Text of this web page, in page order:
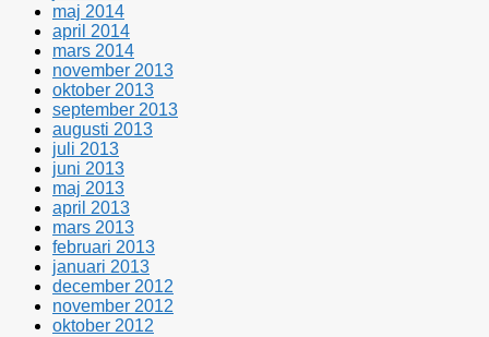
maj 2014
april 2014
mars 2014
november 2013
oktober 2013
september 2013
augusti 2013
juli 2013
juni 2013
maj 2013
april 2013
mars 2013
februari 2013
januari 2013
december 2012
november 2012
oktober 2012